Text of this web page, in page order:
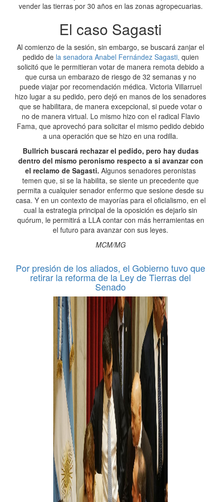
vender las tierras por 30 años en las zonas agropecuarias.
El caso Sagasti
Al comienzo de la sesión, sin embargo, se buscará zanjar el
pedido de la senadora Anabel Fernández Sagasti, quien
solicitó que le permitieran votar de manera remota debido a
que cursa un embarazo de riesgo de 32 semanas y no
puede viajar por recomendación médica. Victoria Villarruel
hizo lugar a su pedido, pero dejó en manos de los senadores
que se habilitara, de manera excepcional, si puede votar o
no de manera virtual. Lo mismo hizo con el radical Flavio
Fama, que aprovechó para solicitar el mismo pedido debido
a una operación que se hizo en una rodilla.
Bullrich buscará rechazar el pedido, pero hay dudas
dentro del mismo peronismo respecto a si avanzar con
el reclamo de Sagasti. Algunos senadores peronistas
temen que, si se la habilita, se siente un precedente que
permita a cualquier senador enfermo que sesione desde su
casa. Y en un contexto de mayorías para el oficialismo, en el
cual la estrategia principal de la oposición es dejarlo sin
quórum, le permitirá a LLA contar con más herramientas en
el futuro para avanzar con sus leyes.
MCM/MG
Por presión de los aliados, el Gobierno tuvo que
retirar la reforma de la Ley de Tierras del
Senado